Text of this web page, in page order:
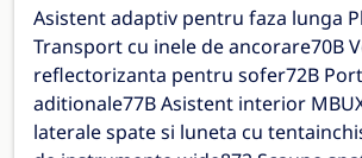
Asistent adaptiv pentru faza lunga
Transport cu inele de ancorare70B
reflectorizanta pentru sofer72B
aditionale77B Asistent interior
laterale spate si luneta cu